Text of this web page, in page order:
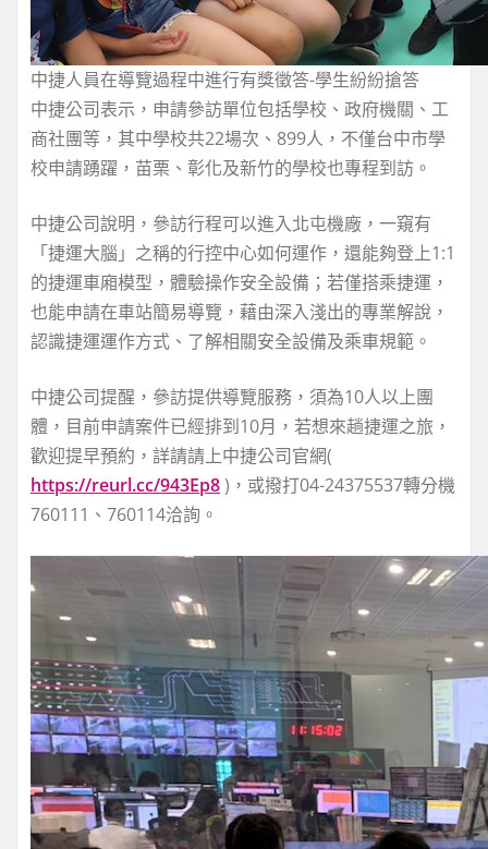
中捷人員在導覽過程中進行有獎徵答-學生紛紛搶答
中捷公司表示，申請參訪單位包括學校、政府機關、工
商社團等，其中學校共22場次、899人，不僅台中市學
校申請踴躍，苗栗、彰化及新竹的學校也專程到訪。
中捷公司說明，參訪行程可以進入北屯機廠，一窺有
「捷運大腦」之稱的行控中心如何運作，還能夠登上1:1
的捷運車廂模型，體驗操作安全設備；若僅搭乘捷運，
也能申請在車站簡易導覽，藉由深入淺出的專業解說，
認識捷運運作方式、了解相關安全設備及乘車規範。
中捷公司提醒，參訪提供導覽服務，須為10人以上團
體，目前申請案件已經排到10月，若想來趟捷運之旅，
歡迎提早預約，詳請請上中捷公司官網(
https://reurl.cc/943Ep8)，或撥打04-24375537轉分機
760111、760114洽詢。